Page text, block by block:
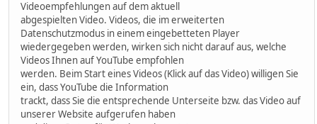
Videoempfehlungen auf dem aktuell
abgespielten Video. Videos, die im erweiterten
Datenschutzmodus in einem eingebetteten Player
wiedergegeben werden, wirken sich nicht darauf aus, welche
Videos Ihnen auf YouTube empfohlen
werden. Beim Start eines Videos (Klick auf das Video) willigen Sie
ein, dass YouTube die Information
trackt, dass Sie die entsprechende Unterseite bzw. das Video auf
unserer Website aufgerufen haben